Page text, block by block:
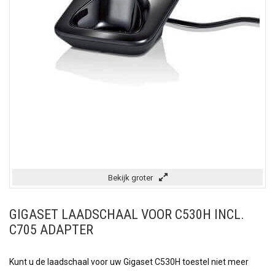
Bekijk groter
GIGASET LAADSCHAAL VOOR C530H INCL.
C705 ADAPTER
Kunt u de laadschaal voor uw Gigaset C530H toestel niet meer